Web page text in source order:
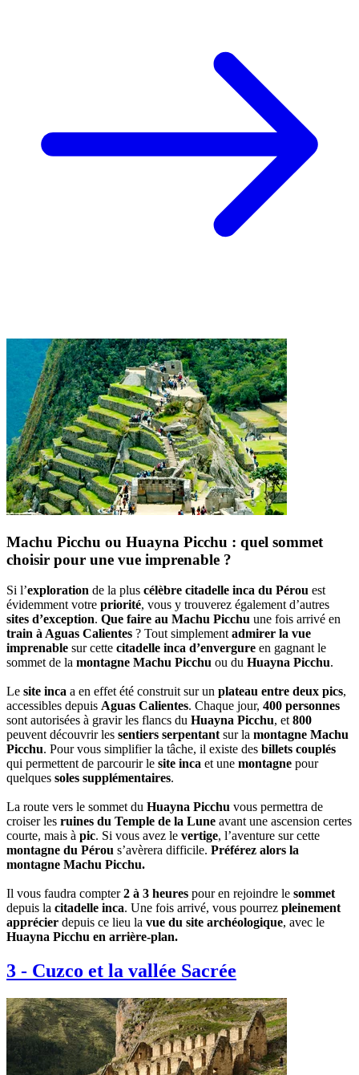
Machu Picchu ou Huayna Picchu : quel sommet
choisir pour une vue imprenable ?
Si l’exploration de la plus célèbre citadelle inca du Pérou est
évidemment votre priorité, vous y trouverez également d’autres
sites d’exception. Que faire au Machu Picchu une fois arrivé en
train à Aguas Calientes ? Tout simplement admirer la vue
imprenable sur cette citadelle inca d’envergure en gagnant le
sommet de la montagne Machu Picchu ou du Huayna Picchu.
Le site inca a en effet été construit sur un plateau entre deux pics,
accessibles depuis Aguas Calientes. Chaque jour, 400 personnes
sont autorisées à gravir les flancs du Huayna Picchu, et 800
peuvent découvrir les sentiers serpentant sur la montagne Machu
Picchu. Pour vous simplifier la tâche, il existe des billets couplés
qui permettent de parcourir le site inca et une montagne pour
quelques soles supplémentaires.
La route vers le sommet du Huayna Picchu vous permettra de
croiser les ruines du Temple de la Lune avant une ascension certes
courte, mais à pic. Si vous avez le vertige, l’aventure sur cette
montagne du Pérou s’avèrera difficile. Préférez alors la
montagne Machu Picchu.
Il vous faudra compter2 à 3 heures pour en rejoindre le sommet
depuis la citadelle inca. Une fois arrivé, vous pourrez pleinement
apprécier depuis ce lieu la vue du site archéologique, avec le
Huayna Picchu en arrière-plan.
3 - Cuzco et la vallée Sacrée